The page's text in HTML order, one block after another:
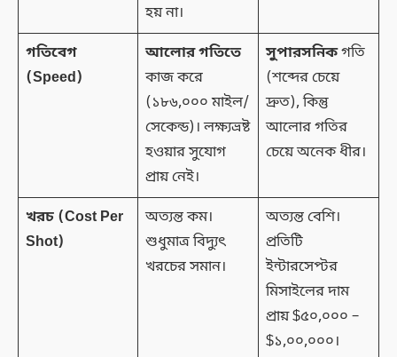
হয় না।
গতিবেগ
(Speed)
আলোর গতিতে
কাজ করে
(১৮৬,০০০ মাইল/
সেকেন্ড)। লক্ষ্যভ্রষ্ট
হওয়ার সুযোগ
প্রায় নেই।
সুপারসনিকগতি
(শব্দের চেয়ে
দ্রুত), কিন্তু
আলোর গতির
চেয়ে অনেক ধীর।
খরচ (Cost Per
Shot)
অত্যন্ত কম।
শুধুমাত্র বিদ্যুৎ
খরচের সমান।
অত্যন্ত বেশি।
প্রতিটি
ইন্টারসেপ্টর
মিসাইলের দাম
প্রায় $৫০,০০০ –
$১,০০,০০০।